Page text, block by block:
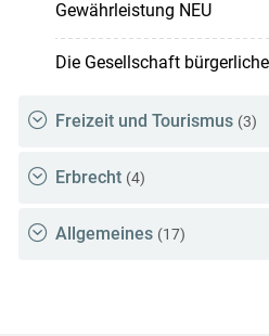
Gewährleistung NEU
Die Gesellschaft
Freizeit und Tourismus (3)
Erbrecht (4)
Allgemeines (17)